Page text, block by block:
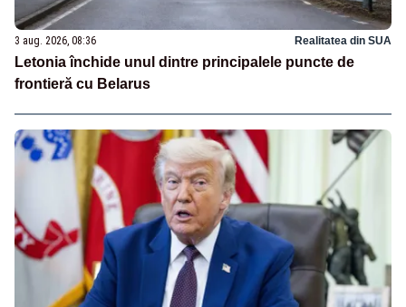
3 aug. 2026, 08:36 Realitatea din SUA
Letonia închide unul dintre principalele puncte de
frontieră cu Belarus